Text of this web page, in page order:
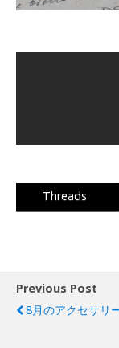
Threads
Previous Post
8月のアクセサリ